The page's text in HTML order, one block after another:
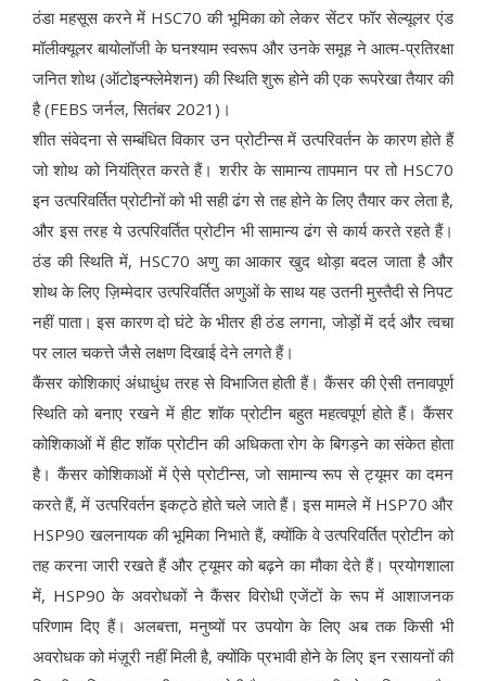
ठंडा महसूस करने में HSC70 की भूमिका को लेकर सेंटर फॉर सेल्यूलर एंड
मॉलीक्यूलर बायोलॉजी के घनश्याम स्वरूप और उनके समूह ने आत्म-प्रतिरक्षा
जनित शोथ (ऑटोइन्फ्लेमेशन) की स्थिति शुरू होने की एक रूपरेखा तैयार की
है (FEBS जर्नल, सितंबर 2021)।
शीत संवेदना से सम्बंधित विकार उन प्रोटीन्स में उत्परिवर्तन के कारण होते हैं
जो शोथ को नियंत्रित करते हैं। शरीर के सामान्य तापमान पर तो HSC70
इन उत्परिवर्तित प्रोटीनों को भी सही ढंग से तह होने के लिए तैयार कर लेता है,
और इस तरह ये उत्परिवर्तित प्रोटीन भी सामान्य ढंग से कार्य करते रहते हैं।
ठंड की स्थिति में, HSC70 अणु का आकार खुद थोड़ा बदल जाता है और
शोथ के लिए ज़िम्मेदार उत्परिवर्तित अणुओं के साथ यह उतनी मुस्तैदी से निपट
नहीं पाता। इस कारण दो घंटे के भीतर ही ठंड लगना, जोड़ों में दर्द और त्वचा
पर लाल चकत्ते जैसे लक्षण दिखाई देने लगते हैं।
कैंसर कोशिकाएं अंधाधुंध तरह से विभाजित होती हैं। कैंसर की ऐसी तनावपूर्ण
स्थिति को बनाए रखने में हीट शॉक प्रोटीन बहुत महत्वपूर्ण होते हैं। कैंसर
कोशिकाओं में हीट शॉक प्रोटीन की अधिकता रोग के बिगड़ने का संकेत होता
है। कैंसर कोशिकाओं में ऐसे प्रोटीन्स, जो सामान्य रूप से ट्यूमर का दमन
करते हैं, में उत्परिवर्तन इकट्ठे होते चले जाते हैं। इस मामले में HSP70 और
HSP90 खलनायक की भूमिका निभाते हैं, क्योंकि वे उत्परिवर्तित प्रोटीन को
तह करना जारी रखते हैं और ट्यूमर को बढ़ने का मौका देते हैं। प्रयोगशाला
में, HSP90 के अवरोधकों ने कैंसर विरोधी एजेंटों के रूप में आशाजनक
परिणाम दिए हैं। अलबत्ता, मनुष्यों पर उपयोग के लिए अब तक किसी भी
अवरोधक को मंज़ूरी नहीं मिली है, क्योंकि प्रभावी होने के लिए इन रसायनों की